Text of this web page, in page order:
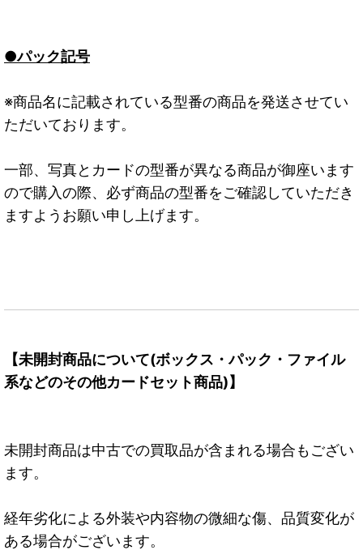
●パック記号
※商品名に記載されている型番の商品を発送させてい
ただいております。
一部、写真とカードの型番が異なる商品が御座います
ので購入の際、必ず商品の型番をご確認していただき
ますようお願い申し上げます。
【未開封商品について(ボックス・パック・ファイル
系などのその他カードセット商品)】
未開封商品は中古での買取品が含まれる場合もござい
ます。
経年劣化による外装や内容物の微細な傷、品質変化が
ある場合がございます。